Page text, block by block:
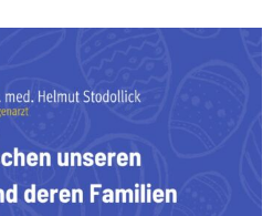
und deren Familien